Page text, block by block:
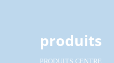
produits
PRODUITS CENTRE